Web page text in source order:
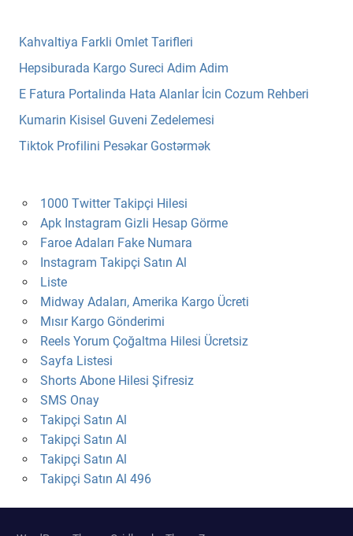
Kahvaltiya Farkli Omlet Tarifleri
Hepsiburada Kargo Sureci Adim Adim
E Fatura Portalinda Hata Alanlar İcin Cozum Rehberi
Kumarin Kisisel Guveni Zedelemesi
Tiktok Profilini Pesəkar Gostərmək
1000 Twitter Takipçi Hilesi
Apk Instagram Gizli Hesap Görme
Faroe Adaları Fake Numara
Instagram Takipçi Satın Al
Liste
Midway Adaları, Amerika Kargo Ücreti
Mısır Kargo Gönderimi
Reels Yorum Çoğaltma Hilesi Ücretsiz
Sayfa Listesi
Shorts Abone Hilesi Şifresiz
SMS Onay
Takipçi Satın Al
Takipçi Satın Al
Takipçi Satın Al
Takipçi Satın Al 496